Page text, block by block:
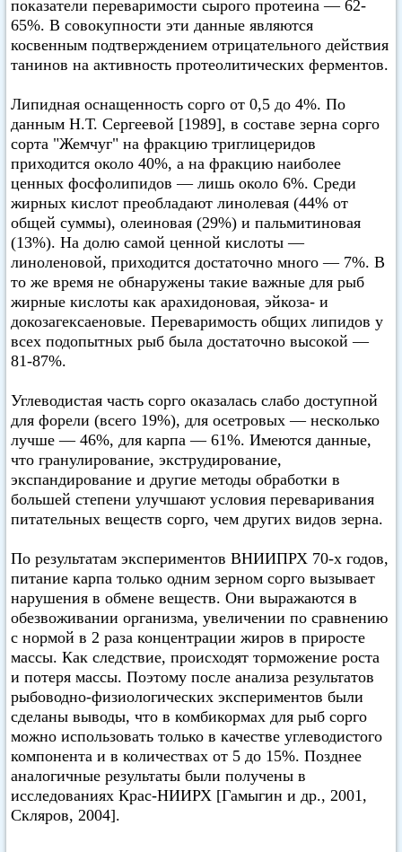
показатели переваримости сырого протеина — 62-
65%. В совокупности эти данные являются
косвенным подтверждением отрицательного действия
танинов на активность протеолитических ферментов.
Липидная оснащенность сорго от 0,5 до 4%. По
данным Н.Т. Сергеевой [1989], в составе зерна сорго
сорта "Жемчуг" на фракцию триглицеридов
приходится около 40%, а на фракцию наиболее
ценных фосфолипидов — лишь около 6%. Среди
жирных кислот преобладают линолевая (44% от
общей суммы), олеиновая (29%) и пальмитиновая
(13%). На долю самой ценной кислоты —
линоленовой, приходится достаточно много — 7%. В
то же время не обнаружены такие важные для рыб
жирные кислоты как арахидоновая, эйкоза- и
докозагексаеновые. Переваримость общих липидов у
всех подопытных рыб была достаточно высокой —
81-87%.
Углеводистая часть сорго оказалась слабо доступной
для форели (всего 19%), для осетровых — несколько
лучше — 46%, для карпа — 61%. Имеются данные,
что гранулирование, экструдирование,
экспандирование и другие методы обработки в
большей степени улучшают условия переваривания
питательных веществ сорго, чем других видов зерна.
По результатам экспериментов ВНИИПРХ 70-х годов,
питание карпа только одним зерном сорго вызывает
нарушения в обмене веществ. Они выражаются в
обезвоживании организма, увеличении по сравнению
с нормой в 2 раза концентрации жиров в приросте
массы. Как следствие, происходят торможение роста
и потеря массы. Поэтому после анализа результатов
рыбоводно-физиологических экспериментов были
сделаны выводы, что в комбикормах для рыб сорго
можно использовать только в качестве углеводистого
компонента и в количествах от 5 до 15%. Позднее
аналогичные результаты были получены в
исследованиях Крас-НИИРХ [Гамыгин и др., 2001,
Скляров, 2004].